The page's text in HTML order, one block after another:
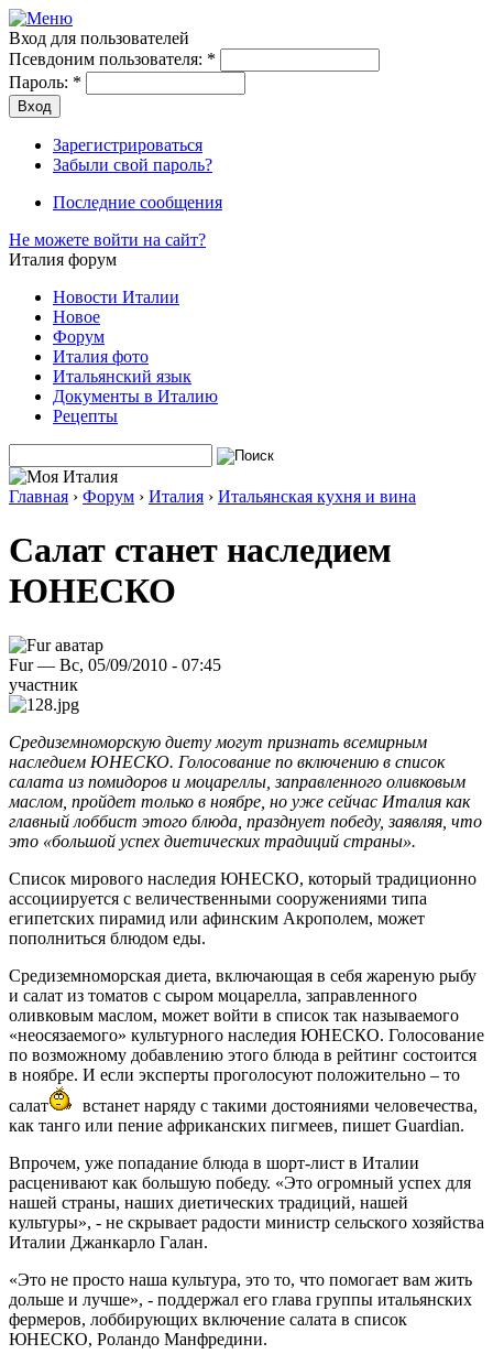
Вход для пользователей
Псевдоним пользователя: *
Пароль: *
Зарегистрироваться
Забыли свой пароль?
Последние сообщения
Не можете войти на сайт?
Италия форум
Новости Италии
Новое
Форум
Италия фото
Итальянский язык
Документы в Италию
Рецепты
Главная › Форум › Италия › Итальянская кухня и вина
Салат станет наследием
ЮНЕСКО
Fur — Вс, 05/09/2010 - 07:45
участник
Средиземноморскую диету могут признать всемирным
наследием ЮНЕСКО. Голосование по включению в список
салата из помидоров и моцареллы, заправленного оливковым
маслом, пройдет только в ноябре, но уже сейчас Италия как
главный лоббист этого блюда, празднует победу, заявляя, что
это «большой успех диетических традиций страны».
Список мирового наследия ЮНЕСКО, который традиционно
ассоциируется с величественными сооружениями типа
египетских пирамид или афинским Акрополем, может
пополниться блюдом еды.
Средиземноморская диета, включающая в себя жареную рыбу
и салат из томатов с сыром моцарелла, заправленного
оливковым маслом, может войти в список так называемого
«неосязаемого» культурного наследия ЮНЕСКО. Голосование
по возможному добавлению этого блюда в рейтинг состоится
в ноябре. И если эксперты проголосуют положительно – то
салат
встанет наряду с такими достояниями человечества,
как танго или пение африканских пигмеев, пишет Guardian.
Впрочем, уже попадание блюда в шорт-лист в Италии
расценивают как большую победу. «Это огромный успех для
нашей страны, наших диетических традиций, нашей
культуры», - не скрывает радости министр сельского хозяйства
Италии Джанкарло Галан.
«Это не просто наша культура, это то, что помогает вам жить
дольше и лучше», - поддержал его глава группы итальянских
фермеров, лоббирующих включение салата в список
ЮНЕСКО, Роландо Манфредини.